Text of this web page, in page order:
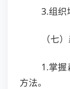
3.组织
（七
1.掌
方法。